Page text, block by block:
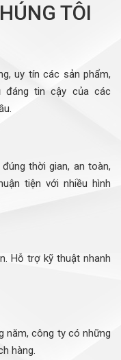
TÔI
uy tín các sản phẩm,
đáng tin cậy của các
thời gian, an toàn,
tiện với nhiều hình
Hỗ trợ kỹ thuật nhanh
năm, công ty có những
hàng.